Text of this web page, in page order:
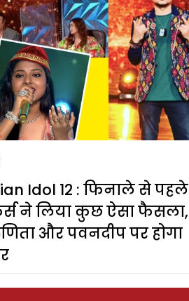
Idol 12 : फिनाले से पहले
ने लिया कुछ ऐसा फैसला,
और पवनदीप पर होगा